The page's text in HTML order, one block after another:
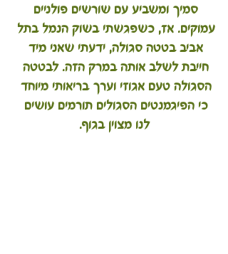
סמיך ומשביע עם שורשים פולניים
עמוקים. אז, כשפגשתי בשוק הנמל בתל
אביב בטטה סגולה, ידעתי שאני מיד
חייבת לשלב אותה במרק הזה. לבטטה
הסגולה טעם אגוזי וערך בריאותי מיוחד
כי הפיגמנטים הסגולים תורמים עושים
לנו מצוין בגוף.